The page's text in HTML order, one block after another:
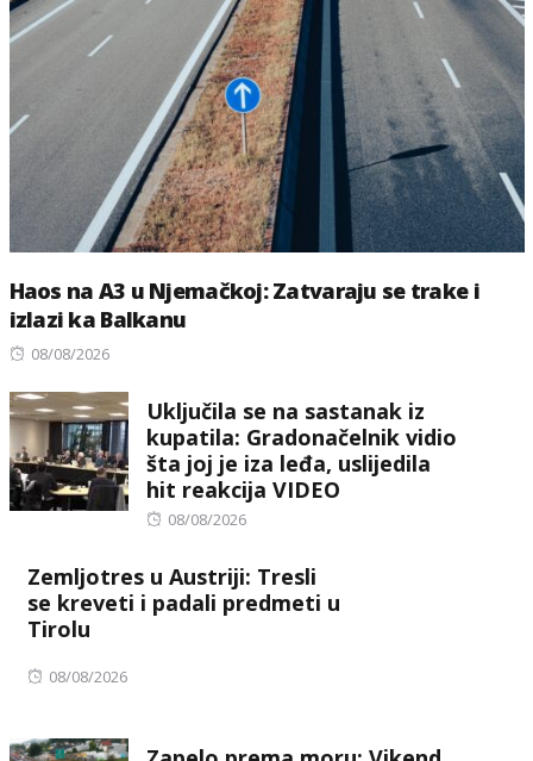
Haos na A3 u Njemačkoj: Zatvaraju se trake i
izlazi ka Balkanu
Posted
08/08/2026
Uključila se na sastanak iz
kupatila: Gradonačelnik vidio
šta joj je iza leđa, uslijedila
hit reakcija VIDEO
Posted
08/08/2026
Zemljotres u Austriji: Tresli
se kreveti i padali predmeti u
Tirolu
Posted
08/08/2026